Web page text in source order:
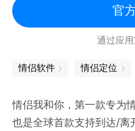
一起答题，解锁更多情侣
恋爱相册：上传你们的相
恋爱长跑：在一起的天数
官
通过应
情侣软件 情侣定位
情侣我和你，第一款专为
也是全球首款支持到达/离